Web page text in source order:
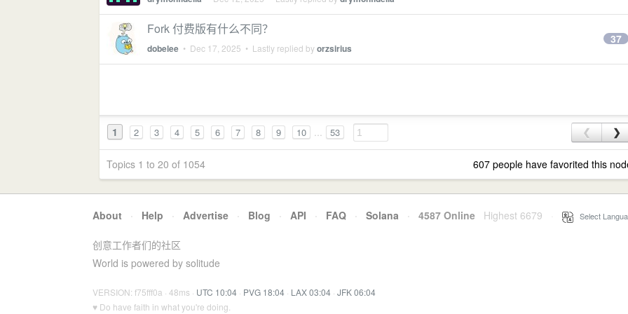
Fork 付费版有什么不同？
dobelee • Dec 17, 2025 • Lastly replied byorzsirius
37
1 2 3 4 5 6 7 8 9 10 ... 53 ❮ ❯
Topics 1 to 20 of 1054 607 people have favorited this
About · Help · Advertise · Blog · API · FAQ · Solana · 4587 Online Highest 6679 Select
创意工作者们的社区
World is powered by solitude
VERSION: f75fff0a · 48ms · UTC 10:04 · PVG 18:04 · LAX 03:04 · JFK 06:04
♥ Do have faith in what you're doing.